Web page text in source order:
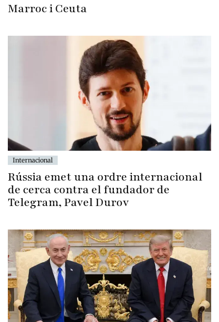
Marroc i Ceuta
Internacional
Rússia emet una ordre internacional
de cerca contra el fundador de
Telegram, Pavel Durov